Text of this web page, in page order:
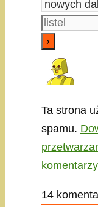
Ta strona
spamu.
14